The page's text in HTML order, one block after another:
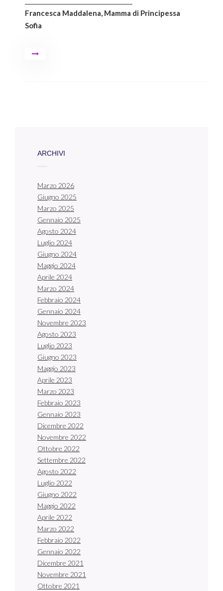
Francesca Maddalena, Mamma di Principessa
Sofia
ARCHIVI
Marzo 2026
Giugno 2025
Marzo 2025
Gennaio 2025
Agosto 2024
Luglio 2024
Giugno 2024
Maggio 2024
Aprile 2024
Marzo 2024
Febbraio 2024
Gennaio 2024
Novembre 2023
Agosto 2023
Luglio 2023
Giugno 2023
Maggio 2023
Aprile 2023
Marzo 2023
Febbraio 2023
Gennaio 2023
Dicembre 2022
Novembre 2022
Ottobre 2022
Settembre 2022
Agosto 2022
Luglio 2022
Giugno 2022
Maggio 2022
Aprile 2022
Marzo 2022
Febbraio 2022
Gennaio 2022
Dicembre 2021
Novembre 2021
Ottobre 2021